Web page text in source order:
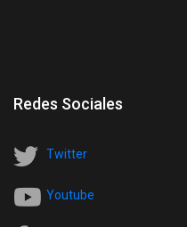
Redes Sociales
Twitter
Youtube